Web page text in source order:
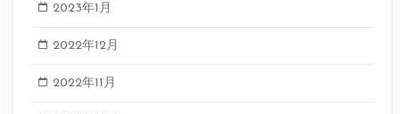
2023年1月
2022年12月
2022年11月